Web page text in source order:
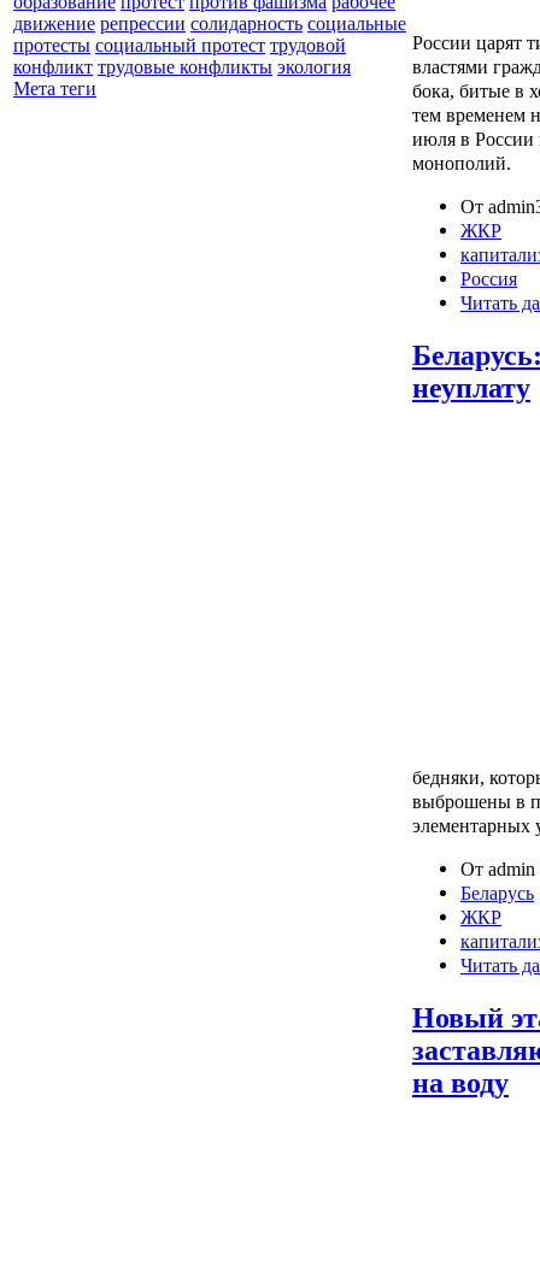
движение репрессии солидарность социальные
протесты социальный протест трудовой
конфликт трудовые конфликты экология
Мета теги
России царят
властями
бока, битые в
тем временем
июля в России
монополий.
От
ЖКР
Россия
Читать
неуплату
бедняки,
выброшены в
элементарных
От admin
Беларусь
ЖКР
Читать
Новый
на воду